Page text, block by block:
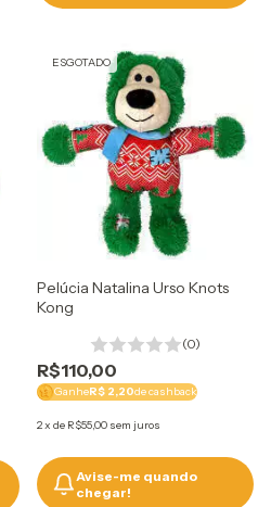
ESGOTADO
Pelúcia Natalina Urso Knots
Kong
(0)
R$110,00
GanheR$ 2,20de cashback
2x de R$55,00 sem juros
Avise-me quando
chegar!